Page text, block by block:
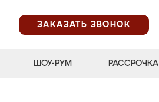
ЗАКАЗАТЬ ЗВОНОК
ШОУ-РУМ РАССРОЧКА